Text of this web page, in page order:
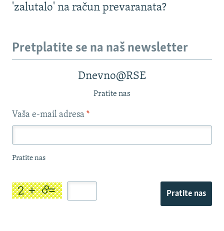
'zalutalo' na račun prevaranata?
Pretplatite se na naš newsletter
Dnevno@RSE
Pratite nas
Vaša e-mail adresa *
Pratite nas
Pratite nas